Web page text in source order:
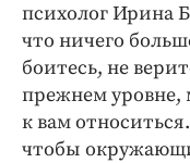
психолог Ирина
что ничего
боитесь, не
прежнем уровне,
к вам
чтобы